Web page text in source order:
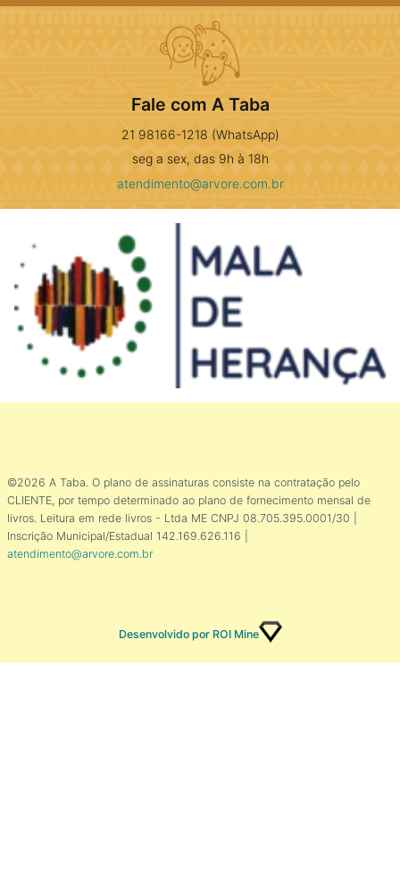
Fale com A Taba
21 98166-1218 (WhatsApp)
seg a sex, das 9h à 18h
atendimento@arvore.com.br
©2026 A Taba. O plano de assinaturas consiste na contratação pelo
CLIENTE, por tempo determinado ao plano de fornecimento mensal de
livros. Leitura em rede livros - Ltda ME CNPJ 08.705.395.0001/30 |
Inscrição Municipal/Estadual 142.169.626.116 |
atendimento@arvore.com.br
Desenvolvido por ROI Mine